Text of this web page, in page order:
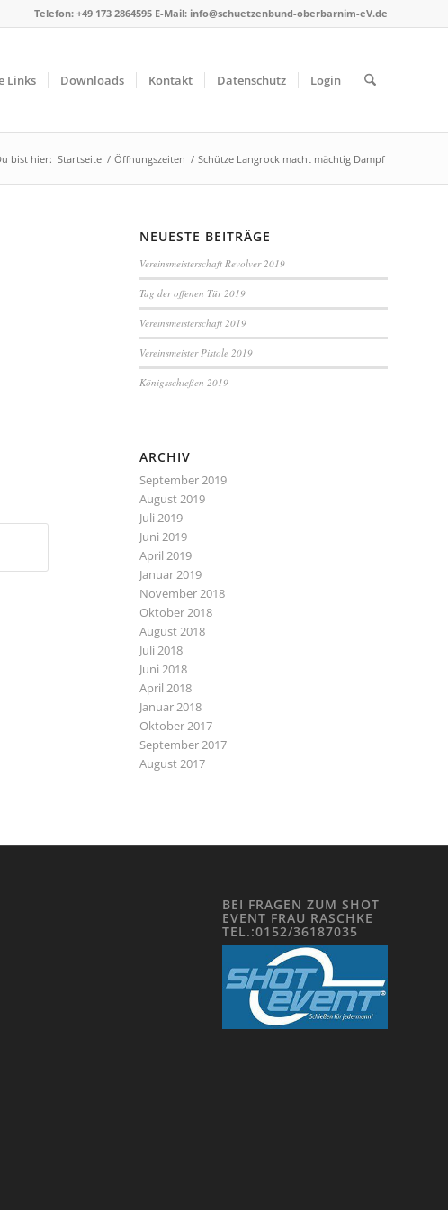
Telefon: +49 173 2864595 E-Mail: info@schuetzenbund-oberbarnim-eV.de
Links Downloads Kontakt Datenschutz Login
bist hier: Startseite / Öffnungszeiten / Schütze Langrock macht mächtig Dampf
NEUESTE BEITRÄGE
Vereinsmeisterschaft Revolver 2019
Tag der offenen Tür 2019
Vereinsmeisterschaft 2019
Vereinsmeister Pistole 2019
Königsschießen 2019
ARCHIV
September 2019
August 2019
Juli 2019
Juni 2019
April 2019
Januar 2019
November 2018
Oktober 2018
August 2018
Juli 2018
Juni 2018
April 2018
Januar 2018
Oktober 2017
September 2017
August 2017
BEI FRAGEN ZUM SHOT
EVENT FRAU RASCHKE
TEL.:0152/36187035